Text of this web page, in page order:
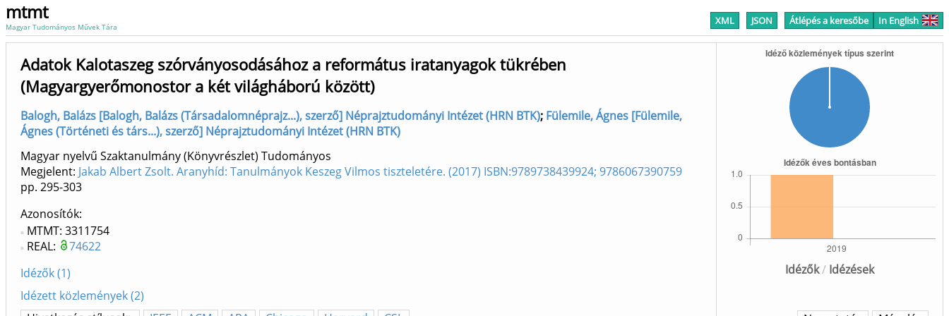
mtmt
Magyar Tudományos Művek Tára XML JSON Átlépés a keresőbe In English
Idézők/ Idézések
Adatok Kalotaszeg szórványosodásához a református iratanyagok tükrében
(Magyargyerőmonostor a két világháború között)
Balogh, Balázs [Balogh, Balázs (Társadalomnéprajz...), szerző] Néprajztudományi Intézet (HRN BTK); Fülemile, Ágnes [Fülemile,
Ágnes (Történeti és társ...), szerző] Néprajztudományi Intézet (HRN BTK)
Magyar nyelvű Szaktanulmány (Könyvrészlet) Tudományos
Megjelent: Jakab Albert Zsolt. Aranyhíd: Tanulmányok Keszeg Vilmos tiszteletére. (2017) ISBN:9789738439924; 9786067390759
pp. 295-303
Azonosítók
MTMT: 3311754
REAL:
74622
Idézők (1)
Idézett közlemények (2)